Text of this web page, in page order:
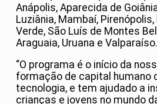
Anápolis, Aparecida de
Luziânia, Mambaí,
Verde, São Luís de Montes
Araguaia, Uruana e Valparaíso.
“O programa é o início da
formação de capital humano
tecnologia, e tem ajudado a
crianças e jovens no mundo